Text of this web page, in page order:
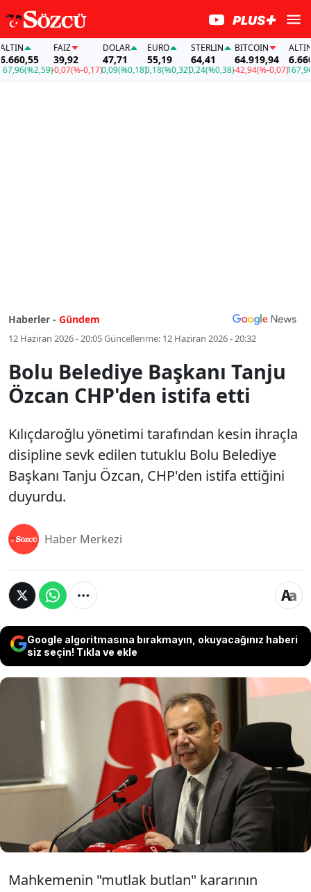
(%2,59)
FAİZ
39,92
-0,07(%-0,17)
DOLAR
47,71
0,09(%0,18)
EURO
55,19
0,18(%0,32)
STERLIN
64,41
0,24(%0,38)
BITCOIN
64.919,94
-42,94(%-0,07)
ALTIN
167,96
Haberler - Gündem
12 Haziran 2026 - 20:05Güncellenme: 12 Haziran 2026 - 20:32
Bolu Belediye Başkanı Tanju
Özcan CHP'den istifa etti
Kılıçdaroğlu yönetimi tarafından kesin ihraçla
disipline sevk edilen tutuklu Bolu Belediye
Başkanı Tanju Özcan, CHP'den istifa ettiğini
duyurdu.
Haber Merkezi
Google algoritmasına bırakmayın, okuyacağınız haberi
siz seçin! Tıkla ve ekle
Kılıçdaroğlu yönetimi tarafından kesin
ihraçla disipline sevk edilen tutuklu Bolu
Belediye Başkanı Tanju Özcan, CHP'den
istifa ettiğini duyurdu.
Mahkemenin "mutlak butlan" kararının